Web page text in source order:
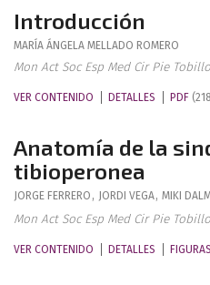
Introducción
MARÍA ÁNGELA MELLADO ROMERO
Mon Act Soc Esp Med Cir Pie
VER CONTENIDO DETALLES PDF
Anatomía de la
tibioperonea
JORGE FERRERO , JORDI VEGA, MIKI
Mon Act Soc Esp Med Cir Pie
VER CONTENIDO DETALLES FIGURAS